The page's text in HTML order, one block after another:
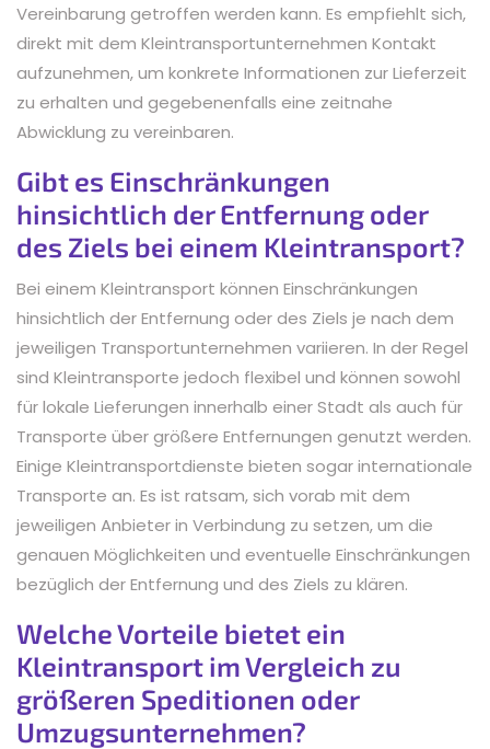
Vereinbarung getroffen werden kann. Es empfiehlt sich,
direkt mit dem Kleintransportunternehmen Kontakt
aufzunehmen, um konkrete Informationen zur Lieferzeit
zu erhalten und gegebenenfalls eine zeitnahe
Abwicklung zu vereinbaren.
Gibt es Einschränkungen
hinsichtlich der Entfernung oder
des Ziels bei einem Kleintransport?
Bei einem Kleintransport können Einschränkungen
hinsichtlich der Entfernung oder des Ziels je nach dem
jeweiligen Transportunternehmen variieren. In der Regel
sind Kleintransporte jedoch flexibel und können sowohl
für lokale Lieferungen innerhalb einer Stadt als auch für
Transporte über größere Entfernungen genutzt werden.
Einige Kleintransportdienste bieten sogar internationale
Transporte an. Es ist ratsam, sich vorab mit dem
jeweiligen Anbieter in Verbindung zu setzen, um die
genauen Möglichkeiten und eventuelle Einschränkungen
bezüglich der Entfernung und des Ziels zu klären.
Welche Vorteile bietet ein
Kleintransport im Vergleich zu
größeren Speditionen oder
Umzugsunternehmen?